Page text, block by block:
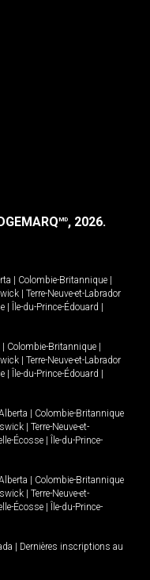
MD, 2026.
Colombie-Britannique
Terre-Neuve-et-Labrador
Île-du-Prince-Édouard
Colombie-Britannique
Terre-Neuve-et-Labrador
Île-du-Prince-Édouard
Colombie-Britannique
Terre-Neuve-et-
Écosse
Île-du-Prince-
Colombie-Britannique
Terre-Neuve-et-
Écosse
Île-du-Prince-
Dernières inscriptions au